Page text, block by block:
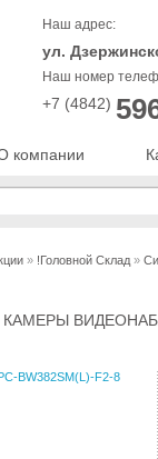
компании
Наш адрес:
ул.
Наш номер
+7 (4842)
» !Головной Склад »
- КАМЕРЫ
BW382SM(L)-F2-8